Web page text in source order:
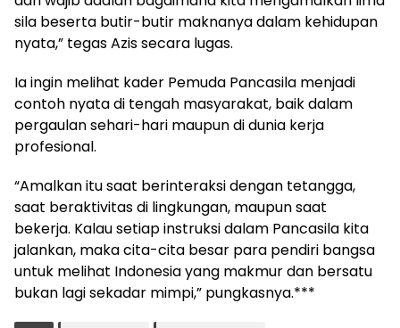
sila beserta butir-butir maknanya dalam kehidupan
nyata,” tegas Azis secara lugas.
Ia ingin melihat kader Pemuda Pancasila menjadi
contoh nyata di tengah masyarakat, baik dalam
pergaulan sehari-hari maupun di dunia kerja
profesional.
“Amalkan itu saat berinteraksi dengan tetangga,
saat beraktivitas di lingkungan, maupun saat
bekerja. Kalau setiap instruksi dalam Pancasila kita
jalankan, maka cita-cita besar para pendiri bangsa
untuk melihat Indonesia yang makmur dan bersatu
bukan lagi sekadar mimpi,” pungkasnya.***